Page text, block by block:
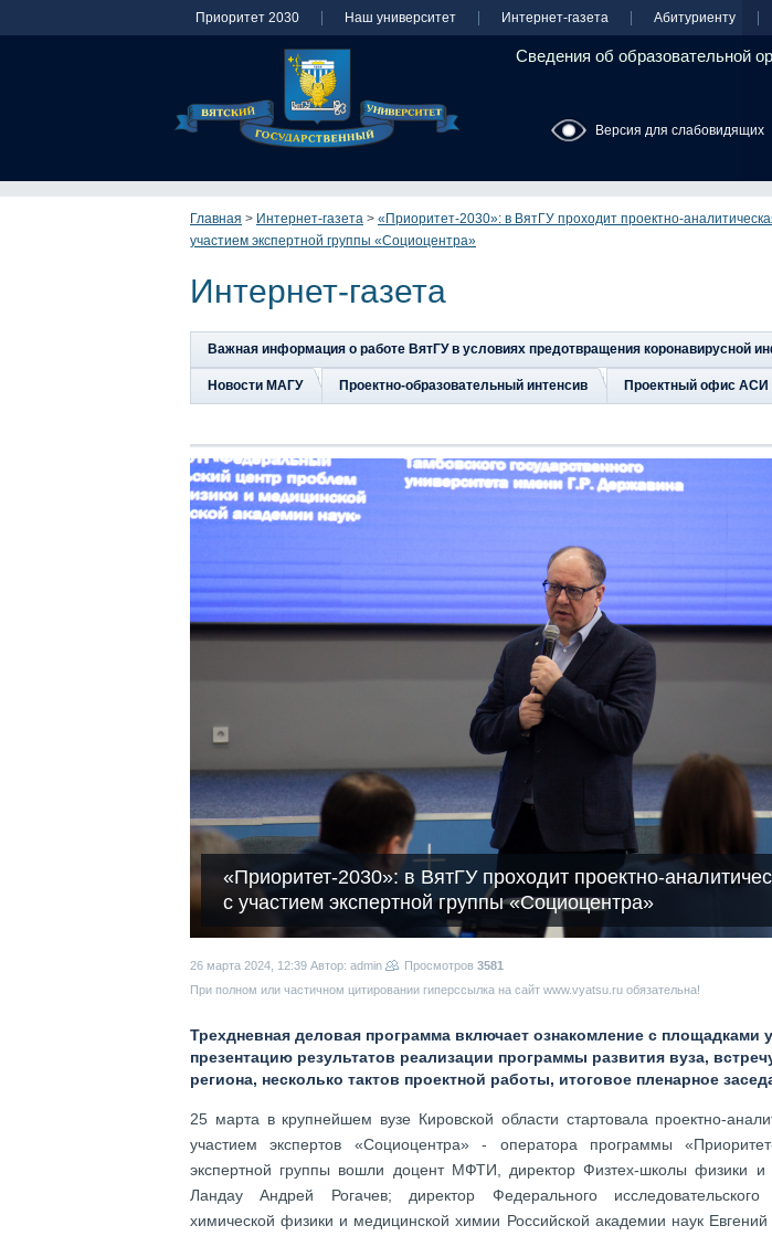
Приоритет 2030 Наш университет Интернет-газета Абитуриенту
Сведения об образовательной
Версия для слабовидящих
Главная > Интернет-газета > «Приоритет-2030»: в ВятГУ проходит проектно-
участием экспертной группы «Социоцентра»
Интернет-газета
Важная информация о работе ВятГУ в условиях предотвращения коронавирусной
Новости МАГУ Проектно-образовательный интенсив Проектный офис АСИ
«Приоритет-2030»: в ВятГУ проходит проектно-
с участием экспертной группы «Социоцентра»
26 марта 2024, 12:39 Автор: admin Просмотров 3581
При полном или частичном цитировании гиперссылка на сайт www.vyatsu.ru обязательна!
Трехдневная деловая программа включает ознакомление с площадками
презентацию результатов реализации программы развития вуза,
региона, несколько тактов проектной работы, итоговое пленарное
25 марта в крупнейшем вузе Кировской области стартовала проектно-
участием экспертов «Социоцентра» - оператора программы
экспертной группы вошли доцент МФТИ, директор Физтех-школы физики и
Ландау Андрей Рогачев; директор Федерального
химической физики и медицинской химии Российской академии наук Евгений